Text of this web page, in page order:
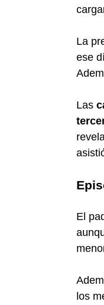
La
ese
Las
El
los